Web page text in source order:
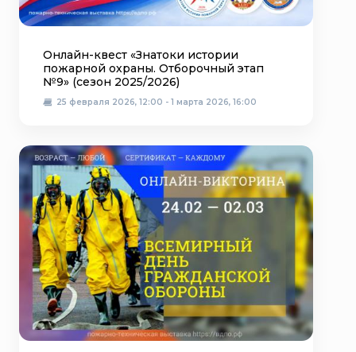
Онлайн-квест «Знатоки истории
пожарной охраны. Отборочный этап
№9» (сезон 2025/2026)
25 февраля 2026, 12:00 - 1 марта 2026, 16:00